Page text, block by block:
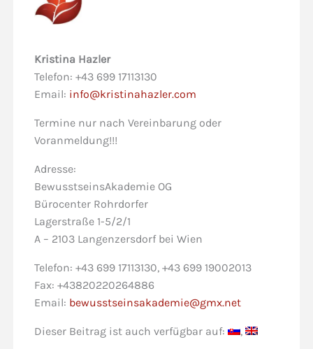
Kristina Hazler
Telefon: +43 699 17113130
Email: info@kristinahazler.com
Termine nur nach Vereinbarung oder
Voranmeldung!!!
Adresse:
BewusstseinsAkademie OG
Bürocenter Rohrdorfer
Lagerstraße 1-5/2/1
A – 2103 Langenzersdorf bei Wien
Telefon: +43 699 17113130, +43 699 19002013
Fax: +43820220264886
Email: bewusstseinsakademie@gmx.net
Dieser Beitrag ist auch verfügbar auf: